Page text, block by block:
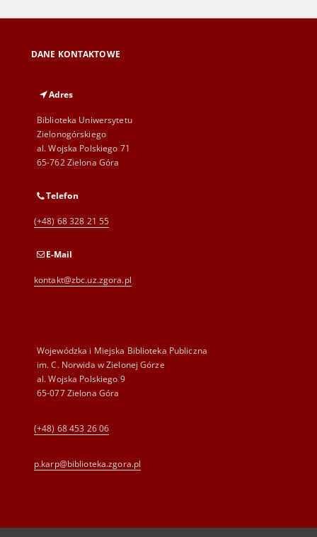
DANE KONTAKTOWE
Adres
Biblioteka Uniwersytetu
Zielonogórskiego
al. Wojska Polskiego 71
65-762 Zielona Góra
Telefon
(+48) 68 328 21 55
E-Mail
kontakt@zbc.uz.zgora.pl
Wojewódzka i Miejska Biblioteka Publiczna
im. C. Norwida w Zielonej Górze
al. Wojska Polskiego 9
65-077 Zielona Góra
(+48) 68 453 26 06
p.karp@biblioteka.zgora.pl